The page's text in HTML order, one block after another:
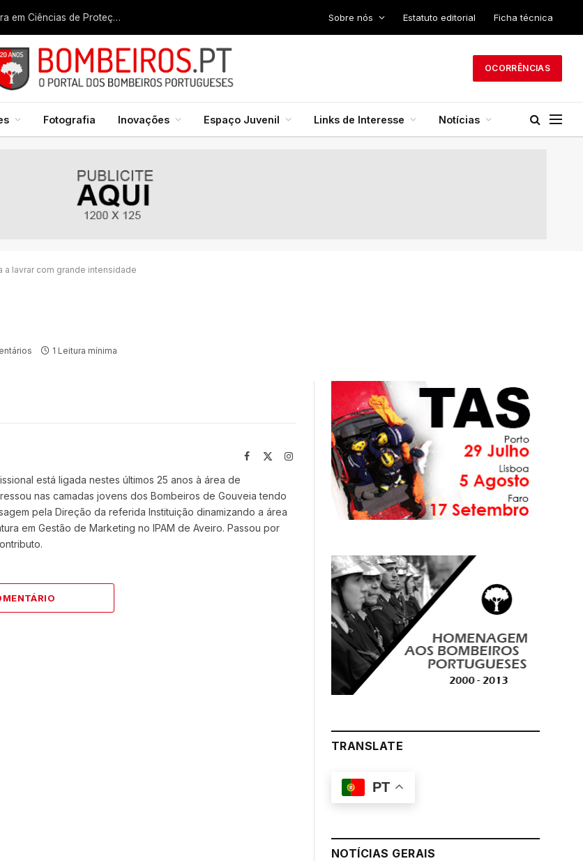
Liga dos Bombeiros quer fazer nascer licenciatura em Ciências de Proteção Civil e Bombeiros Sobre nós Estatuto editorial Ficha técnica
OCORRÊNCIAS
Fotografia Inovações Espaço Juvenil Links de Interesse Notícias
a lavrar com grande intensidade
1 Leitura mínima
Facebook Instagram
está ligada nestes últimos 25 anos à área de
nas camadas jovens dos Bombeiros de Gouveia tendo
pela Direção da referida Instituição dinamizando a área
em Gestão de Marketing no IPAM de Aveiro. Passou por
TRANSLATE
PT
NOTÍCIAS GERAIS